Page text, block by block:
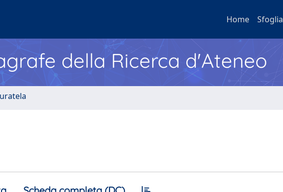
Home Sfoglia
della Ricerca d'Ateneo